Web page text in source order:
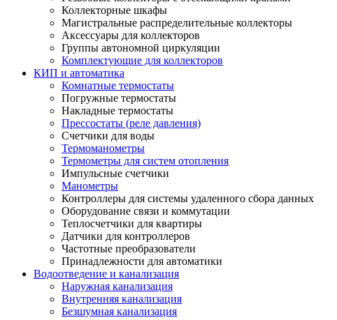
Коллекторные шкафы
Магистральные распределительные коллекторы
Аксессуары для коллекторов
Группы автономной циркуляции
Комплектующие для коллекторов
КИП и автоматика
Комнатные термостаты
Погружные термостаты
Накладные термостаты
Прессостаты (реле давления)
Счетчики для воды
Термоманометры
Термометры для систем отопления
Импульсные счетчики
Манометры
Контроллеры для системы удаленного сбора данных
Оборудование связи и коммутации
Теплосчетчики для квартиры
Датчики для контроллеров
Частотные преобразователи
Принадлежности для автоматики
Водоотведение и канализация
Наружная канализация
Внутренняя канализация
Безшумная канализация